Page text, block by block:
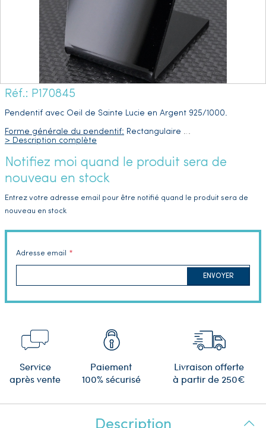
Réf.: P170845
Pendentif avec Oeil de Sainte Lucie en Argent 925/1000.
Forme générale du pendentif: Rectangulaire …
> Description complète
Notifiez moi quand le produit sera de
nouveau en stock
Entrez votre adresse email pour être notifié quand le produit sera de
nouveau en stock
Adresse email
ENVOYER
Service
après vente
Paiement
100% sécurisé
Livraison offerte
à partir de 250€
Description